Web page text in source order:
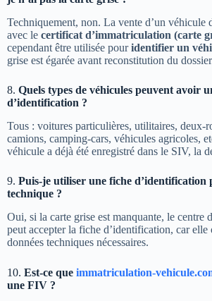
Techniquement, non. La vente d’un véhicule
avec le certificat d’immatriculation (carte
cependant être utilisée pouridentifier un
grise est égarée avant reconstitution du
8. Quels types de véhicules peuvent avoir
d’identification ?
Tous : voitures particulières, utilitaires, deux-
camions, camping-cars, véhicules agricoles,
véhicule a déjà été enregistré dans le SIV, la
9. Puis-je utiliser une fiche d’identification
technique ?
Oui, si la carte grise est manquante, le centre
peut accepter la fiche d’identification, car elle
données techniques nécessaires.
10. Est-ce que immatriculation-
une FIV ?